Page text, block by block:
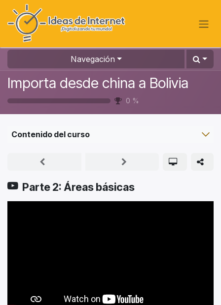
Ir al contenido
Navegación
Importa desde china a Bolivia
0 %
Contenido del curso
Parte 2: Áreas básicas